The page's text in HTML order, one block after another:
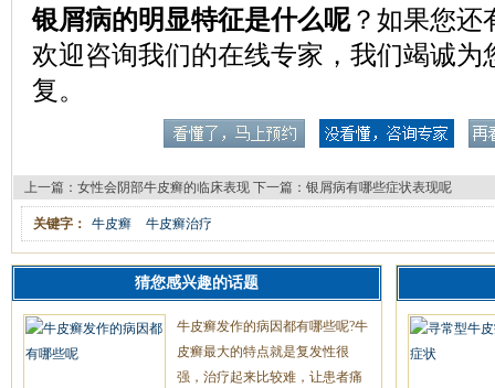
银屑病的明显特征是什么呢？如果您还
欢迎咨询我们的在线专家，我们竭诚为
复。
上一篇： 女性会阴部牛皮癣的临床表现 下一篇： 银屑病有哪些症状表现呢
关键字： 牛皮癣 牛皮癣治疗
猜您感兴趣的话题
牛皮癣发作的病因都有哪些呢?牛
皮癣最大的特点就是复发性很
强，治疗起来比较难，让患者痛